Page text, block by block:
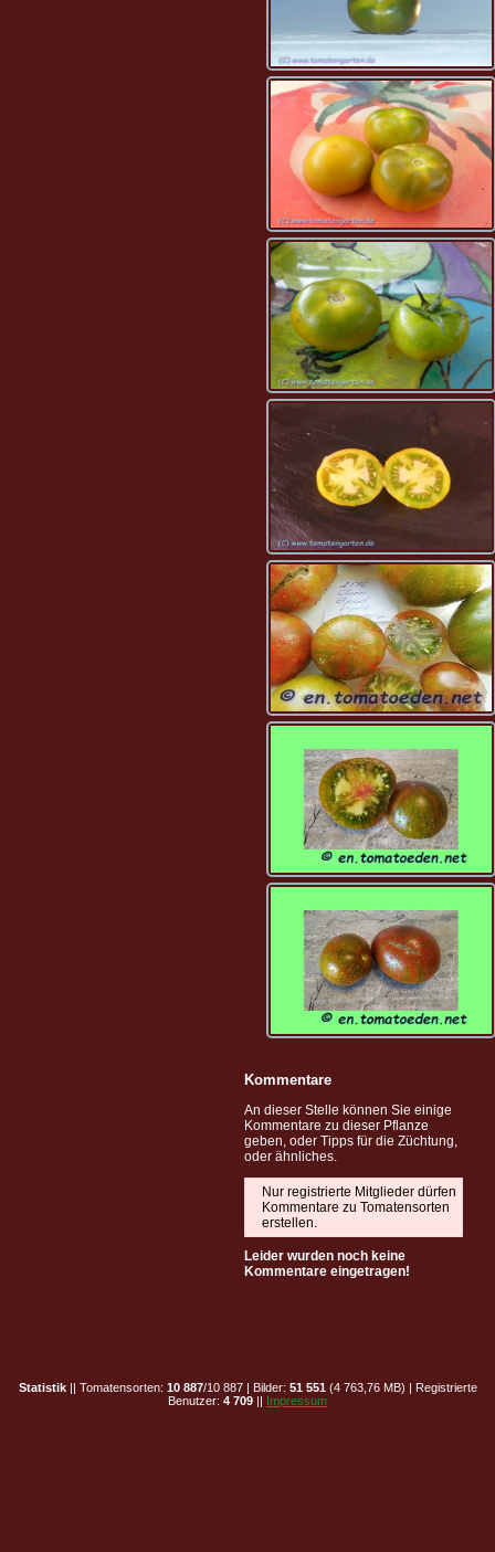
Kommentare
An dieser Stelle können Sie einige
Kommentare zu dieser Pflanze
geben, oder Tipps für die Züchtung,
oder ähnliches.
Nur registrierte Mitglieder dürfen
Kommentare zu Tomatensorten
erstellen.
Leider wurden noch keine
Kommentare eingetragen!
Statistik|| Tomatensorten: 10 887/10 887 | Bilder: 51 551 (4 763,76 MB) | Registrierte
Benutzer: 4 709 || Impressum